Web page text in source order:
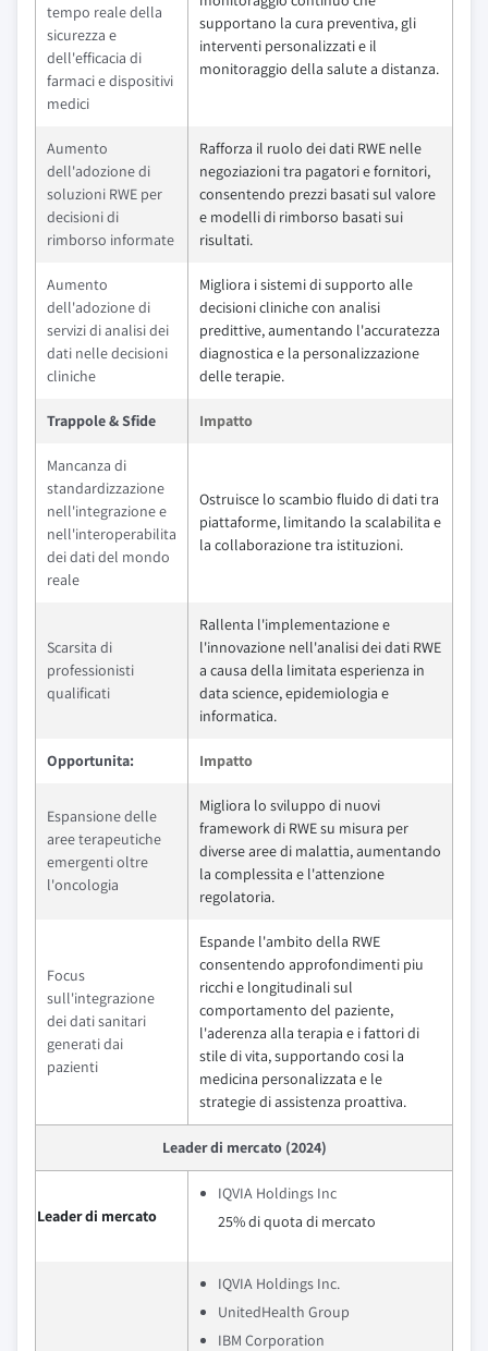
tempo reale della
sicurezza e
dell'efficacia di
farmaci e dispositivi
medici
supportano la cura preventiva, gli
interventi personalizzati e il
monitoraggio della salute a distanza.
Aumento
dell'adozione di
soluzioni RWE per
decisioni di
rimborso informate
Rafforza il ruolo dei dati RWE nelle
negoziazioni tra pagatori e fornitori,
consentendo prezzi basati sul valore
e modelli di rimborso basati sui
risultati.
Aumento
dell'adozione di
servizi di analisi dei
dati nelle decisioni
cliniche
Migliora i sistemi di supporto alle
decisioni cliniche con analisi
predittive, aumentando l'accuratezza
diagnostica e la personalizzazione
delle terapie.
Trappole & Sfide Impatto
Mancanza di
standardizzazione
nell'integrazione e
nell'interoperabilita
dei dati del mondo
reale
Ostruisce lo scambio fluido di dati tra
piattaforme, limitando la scalabilita e
la collaborazione tra istituzioni.
Scarsita di
professionisti
qualificati
Rallenta l'implementazione e
l'innovazione nell'analisi dei dati RWE
a causa della limitata esperienza in
data science, epidemiologia e
informatica.
Opportunita: Impatto
Espansione delle
aree terapeutiche
emergenti oltre
l'oncologia
Migliora lo sviluppo di nuovi
framework di RWE su misura per
diverse aree di malattia, aumentando
la complessita e l'attenzione
regolatoria.
Focus
sull'integrazione
dei dati sanitari
generati dai
pazienti
Espande l'ambito della RWE
consentendo approfondimenti piu
ricchi e longitudinali sul
comportamento del paziente,
l'aderenza alla terapia e i fattori di
stile di vita, supportando cosi la
medicina personalizzata e le
strategie di assistenza proattiva.
Leader di mercato (2024)
Leader di mercato
IQVIA Holdings Inc
25% di quota di mercato
IQVIA Holdings Inc.
UnitedHealth Group
IBM Corporation